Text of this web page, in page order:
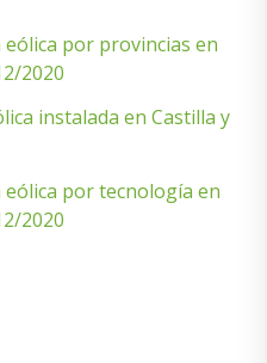
por provincias en
2020
instalada en Castilla y
por tecnología en
2020